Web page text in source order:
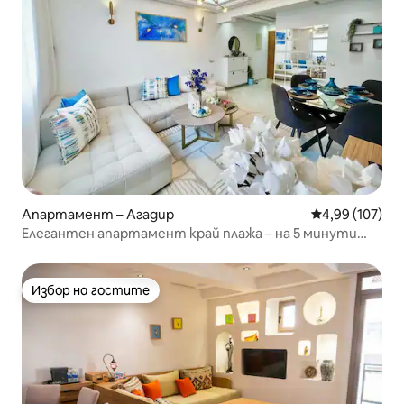
Апартамент – Агадир Средна
4,99 (107)
Елегантен апартамент край плажа – на 5 минути
Избор на гостите
Избор на гостите